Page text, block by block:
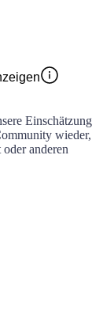
Einschätzung
wieder,
anderen